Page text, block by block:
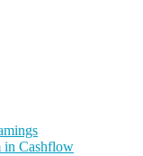
in Cashflow